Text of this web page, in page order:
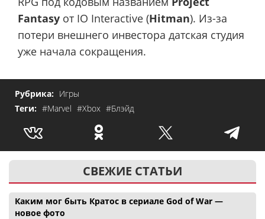
Fantasy от IO Interactive (Hitman). Из-за
потери внешнего инвестора датская студия
уже начала сокращения.
Рубрика: Игры
Теги: #Marvel #Xbox #Блэйд
СВЕЖИЕ СТАТЬИ
Каким мог быть Кратос в сериале God of War —
новое фото